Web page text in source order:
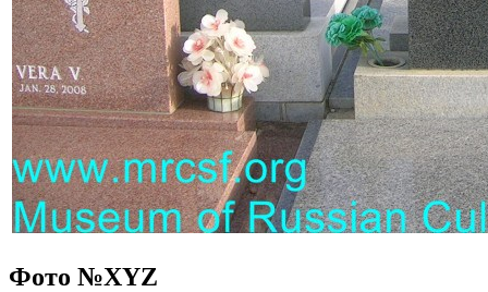
Фото №XYZ